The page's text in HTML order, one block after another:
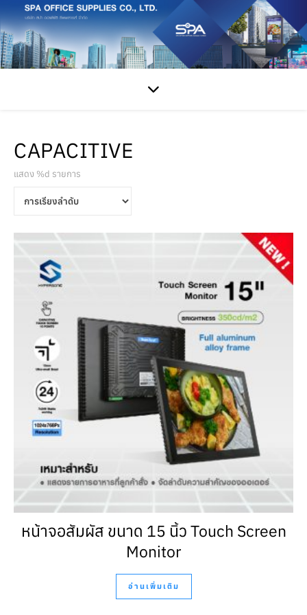
CAPACITIVE
แสดง %d รายการ
หน้าจอสัมผัส ขนาด 15 นิ้ว Touch Screen
Monitor
อ่านเพิ่มเติม